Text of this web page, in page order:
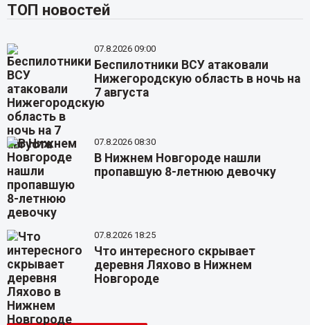
ТОП новостей
07.8.2026 09:00
Беспилотники ВСУ атаковали
Нижегородскую область в ночь на
7 августа
07.8.2026 08:30
В Нижнем Новгороде нашли
пропавшую 8-летнюю девочку
07.8.2026 18:25
Что интересного скрывает
деревня Ляхово в Нижнем
Новгороде